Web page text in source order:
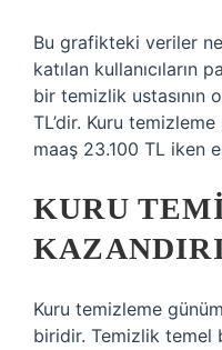
Bu grafikteki veriler
katılan kullanıcıların
bir temizlik ustasının
TL’dir. Kuru
maaş 23.100 TL iken
KURU
Kuru temizleme
biridir. Temizlik temel